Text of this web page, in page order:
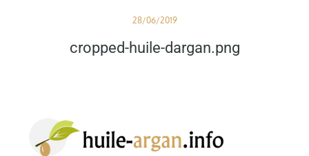
Posted
28/06/2019
cropped-huile-dargan.png